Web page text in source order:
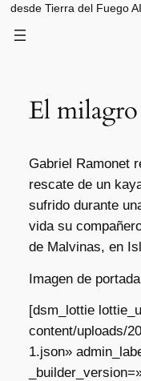
desde Tierra del Fuego
El
Gabriel Ramonet
rescate de un
sufrido durante
vida su
de Malvinas, en
Imagen de
[dsm_lottie
content/uploads/
1.json»